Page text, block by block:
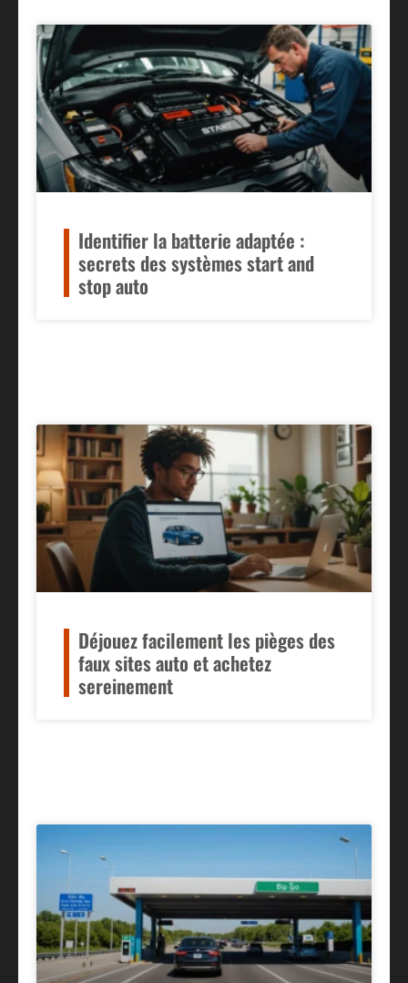
Identifier la batterie adaptée :
secrets des systèmes start and
stop auto
Déjouez facilement les pièges des
faux sites auto et achetez
sereinement